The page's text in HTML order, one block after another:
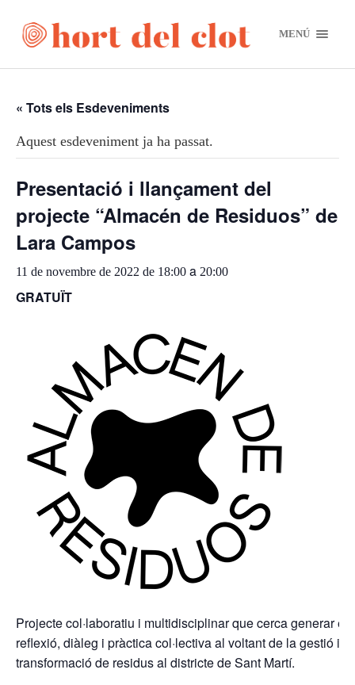
MENÚ
« Tots els Esdeveniments
Aquest esdeveniment ja ha passat.
Presentació i llançament del
projecte “Almacén de Residuos” de
Lara Campos
11 de novembre de 2022 de 18:00 a 20:00
GRATUÏT
Projecte col·laboratiu i multidisciplinar que cerca generar
reflexió, diàleg i pràctica col·lectiva al voltant de la gestió i
transformació de residus al districte de Sant Martí.